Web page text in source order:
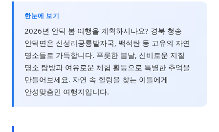
한눈에 보기
2026년 안덕 봄 여행을 계획하시나요? 경북 청송
안덕면은 신성리공룡발자국, 백석탄 등 고유의 자연
명소들로 가득합니다. 푸릇한 봄날, 신비로운 지질
명소 탐방과 여유로운 체험 활동으로 특별한 추억을
만들어보세요. 자연 속 힐링을 찾는 이들에게
안성맞춤인 여행지입니다.